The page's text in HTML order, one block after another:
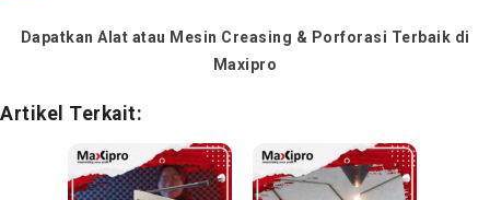
Dapatkan Alat atau Mesin Creasing & Porforasi Terbaik di
Maxipro
Artikel Terkait: